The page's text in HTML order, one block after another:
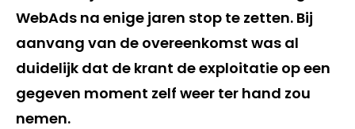
WebAds na enige jaren stop te zetten. Bij
aanvang van de overeenkomst was al
duidelijk dat de krant de exploitatie op een
gegeven moment zelf weer ter hand zou
nemen.